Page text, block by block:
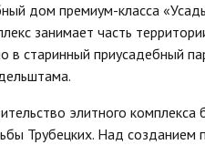
дом премиум-класса
занимает часть
в старинный приусадебный
элитного
Трубецких. Над созданием